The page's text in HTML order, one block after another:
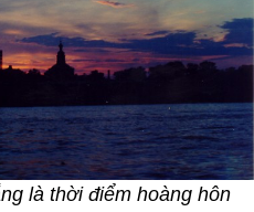
là thời điểm hoàng hôn